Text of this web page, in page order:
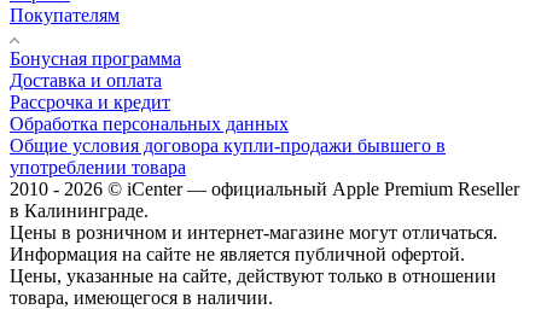
Покупателям
Бонусная программа
Доставка и оплата
Рассрочка и кредит
Обработка персональных данных
Общие условия договора купли-продажи бывшего в
употреблении товара
2010 - 2026 © iCenter — официальный Apple Premium Reseller
в Калининграде.
Цены в розничном и интернет-магазине могут отличаться.
Информация на сайте не является публичной офертой.
Цены, указанные на сайте, действуют только в отношении
товара, имеющегося в наличии.